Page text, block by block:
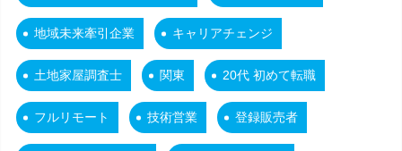
地域未来牽引企業 キャリアチェンジ
土地家屋調査士 関東 20代 初めて転職
フルリモート 技術営業 登録販売者